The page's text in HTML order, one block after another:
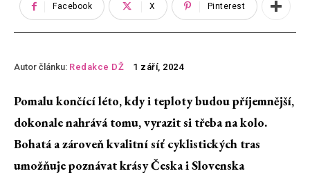
Facebook X Pinterest
Autor článku: Redakce DŽ 1 září, 2024
Pomalu končící léto, kdy i teploty budou příjemnější,
dokonale nahrává tomu, vyrazit si třeba na kolo.
Bohatá a zároveň kvalitní síť cyklistických tras
umožňuje poznávat krásy Česka i Slovenska